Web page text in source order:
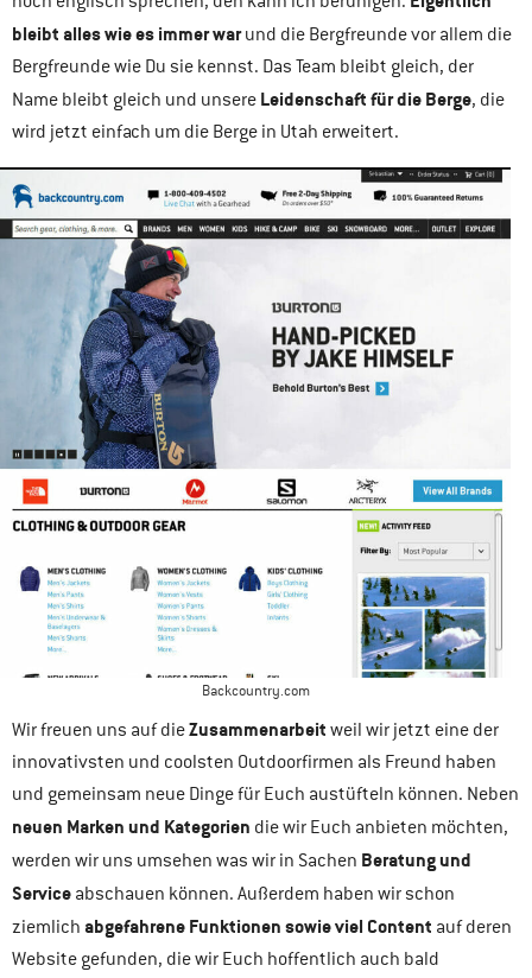
bleibt alles wie es immer warund die Bergfreunde vor allem die
Bergfreunde wie Du sie kennst. Das Team bleibt gleich, der
Name bleibt gleich und unsere Leidenschaft für die Berge, die
wird jetzt einfach um die Berge in Utah erweitert.
Backcountry.com
Wir freuen uns auf dieZusammenarbeit weil wir jetzt eine der
innovativsten und coolsten Outdoorfirmen als Freund haben
und gemeinsam neue Dinge für Euch austüfteln können. Neben
neuen Marken und Kategorien die wir Euch anbieten möchten,
werden wir uns umsehen was wir in Sachen Beratung und
Service abschauen können. Außerdem haben wir schon
ziemlich abgefahrene Funktionen sowie viel Content auf deren
Website gefunden, die wir Euch hoffentlich auch bald